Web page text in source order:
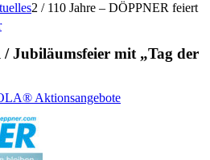
Aktionsangebote
2 / 110 Jahre – DÖPPNER feiert
/ Jubiläumsfeier mit „Tag der